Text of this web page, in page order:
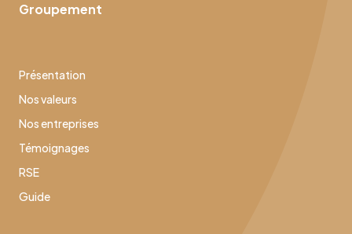
Groupement
Présentation
Nos valeurs
Nos entreprises
Témoignages
RSE
Guide